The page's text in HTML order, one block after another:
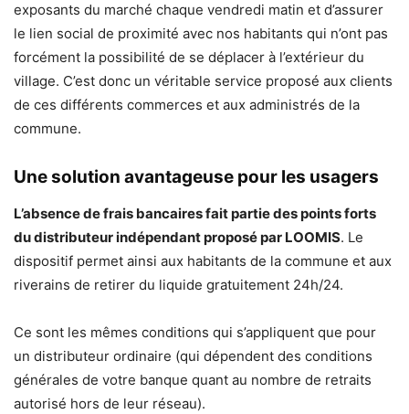
exposants du marché chaque vendredi matin et d’assurer
le lien social de proximité avec nos habitants qui n’ont pas
forcément la possibilité de se déplacer à l’extérieur du
village. C’est donc un véritable service proposé aux clients
de ces différents commerces et aux administrés de la
commune.
Une solution avantageuse pour les usagers
L’absence de frais bancaires fait partie des points forts
du distributeur indépendant proposé par LOOMIS. Le
dispositif permet ainsi aux habitants de la commune et aux
riverains de retirer du liquide gratuitement 24h/24.
Ce sont les mêmes conditions qui s’appliquent que pour
un distributeur ordinaire (qui dépendent des conditions
générales de votre banque quant au nombre de retraits
autorisé hors de leur réseau).